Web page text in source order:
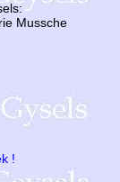
Mussche
!